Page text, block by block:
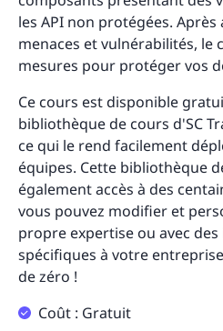
les API non protégées.
menaces et vulnérabilités, le
mesures pour protéger vos
Ce cours est disponible
bibliothèque de cours d'SC
ce qui le rend facilement
équipes. Cette bibliothèque
également accès à des
vous pouvez modifier et
propre expertise ou avec
spécifiques à votre
de zéro !
Coût : Gratuit